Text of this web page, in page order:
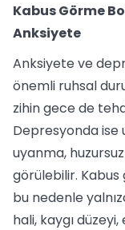
Kabus Görme
Anksiyete
Anksiyete ve
önemli ruhsal
zihin gece de
Depresyonda ise
uyanma,
görülebilir.
bu nedenle
hali, kaygı